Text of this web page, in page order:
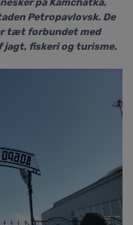
på Kamchatka,
Petropavlovsk. De
tæt forbundet med
jagt, fiskeri og turisme.